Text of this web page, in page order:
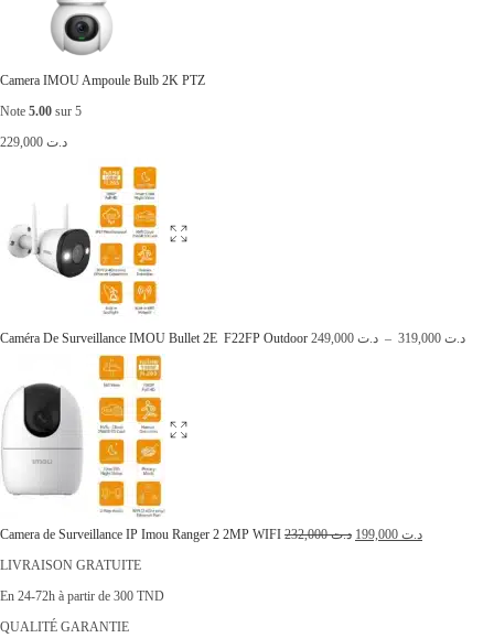
Camera IMOU Ampoule Bulb 2K PTZ
Note 5.00 sur 5
د.ت
Caméra De Surveillance IMOU Bullet 2E F22FP Outdoor د.ت – د.ت
Camera de Surveillance IP Imou Ranger 2 2MP WIFI د.ت232,000 د.ت
LIVRAISON GRATUITE
En 24-72h à partir de 300 TND
QUALITÉ GARANTIE